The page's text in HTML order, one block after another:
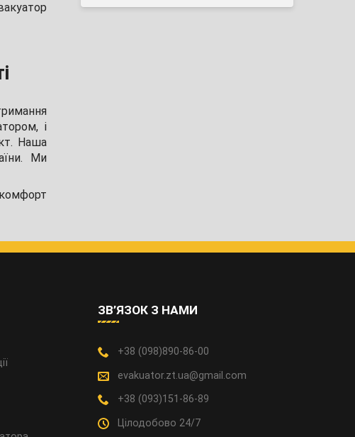
і
Наша
Ми
ЗВ’ЯЗОК З НАМИ
+38 (098)890-86-00
evakuator.zt.ua@gmail.com
+38 (093)151-86-89
Цілодобово 24/7